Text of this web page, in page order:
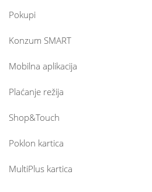
Pokupi
Konzum SMART
Mobilna aplikacija
Plaćanje režija
Shop&Touch
Poklon kartica
MultiPlus kartica